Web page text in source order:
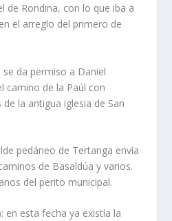
de Rondina, con lo que iba a
el arreglo del primero de
da permiso a Daniel
camino de la Paúl con
la antigua iglesia de San
pedáneo de Tertanga envía
de Basaldúa y varios.
del perito municipal.
en esta fecha ya existía la